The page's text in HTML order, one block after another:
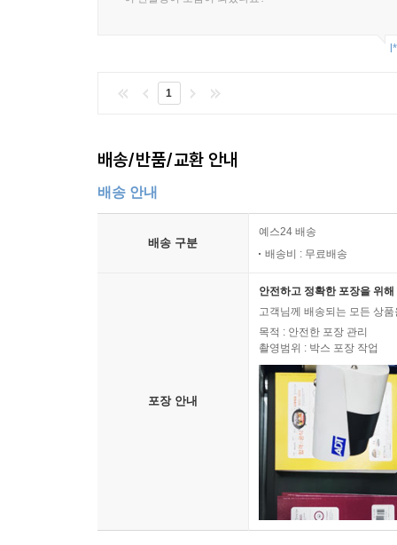
돌봄의 복잡성
여성주의자의 돌봄의 원리와 그 실용성
복잡한 결합과 결론
9 장애권리와 자선의 미래
지역공동체의 쇠락과 연계를 위한 투쟁
1
배송/반품/교환 안내
배송 안내
배송 구분
예스24 배송
배송비 : 무료배송
포장 안내
안전하고 정확한 포장을 위
고객님께 배송되는 모든 상
목적 : 안전한 포장 관리
촬영범위 : 박스 포장 작업